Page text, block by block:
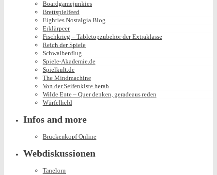
Boardgamejunkies
Brettspielfeed
Eighties Nostalgia Blog
Erklärpeer
Fischkrieg – Tabletopzubehör der Extraklasse
Reich der Spiele
Schwalbenflug
Spiele-Akademie.de
Spielkult.de
The Mindmachine
Von der Seifenkiste herab
Wilde Ente – Quer denken, geradeaus reden
Würfelheld
Infos and more
Brückenkopf Online
Webdiskussionen
Tanelorn